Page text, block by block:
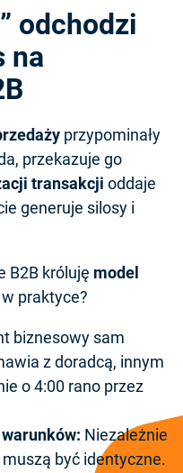
odchodzi
na
przypominały
przekazuje go
transakcji oddaje
generuje silosy i
B2B króluję model
praktyce?
biznesowy sam
z doradcą, innym
o 4:00 rano przez
Niezależnie
być identyczne.